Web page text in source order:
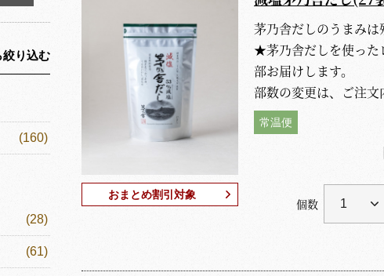
絞り込む
(160)
(28)
(61)
おまとめ割引対象
茅乃舎だしのうまみは
★茅乃舎だしを使った
部お届けします。
部数の変更は、ご注文
常温便
個数